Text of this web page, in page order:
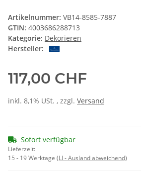
Artikelnummer: VB14-8585-7887
GTIN: 4003686288713
Kategorie: Dekorieren
Hersteller:
117,00 CHF
inkl. 8,1% USt. , zzgl. Versand
Sofort verfügbar
Lieferzeit:
15 - 19 Werktage (LI - Ausland abweichend)